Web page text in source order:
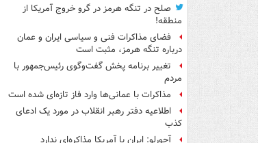
صلح در تنگه هرمز در گرو خروج آمریکا از
منطقه!
فضای مذاکرات فنی و سیاسی ایران و عمان
درباره تنگه هرمز، مثبت است
تغییر برنامه پخش گفت‌وگوی رئیس‌جمهور با
مردم
مذاکرات با عمانی‌ها وارد فاز تازه‌ای شده است
اطلاعیه دفتر رهبر انقلاب در مورد یک ادعای
کذب
آجورلو: ایران با آمریکا مذاکره‌ای ندارد